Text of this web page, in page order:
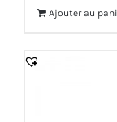
Ajouter au